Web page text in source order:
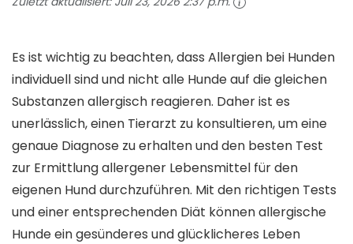
Es ist wichtig zu beachten, dass Allergien bei Hunden
individuell sind und nicht alle Hunde auf die gleichen
Substanzen allergisch reagieren. Daher ist es
unerlässlich, einen Tierarzt zu konsultieren, um eine
genaue Diagnose zu erhalten und den besten Test
zur Ermittlung allergener Lebensmittel für den
eigenen Hund durchzuführen. Mit den richtigen Tests
und einer entsprechenden Diät können allergische
Hunde ein gesünderes und glücklicheres Leben